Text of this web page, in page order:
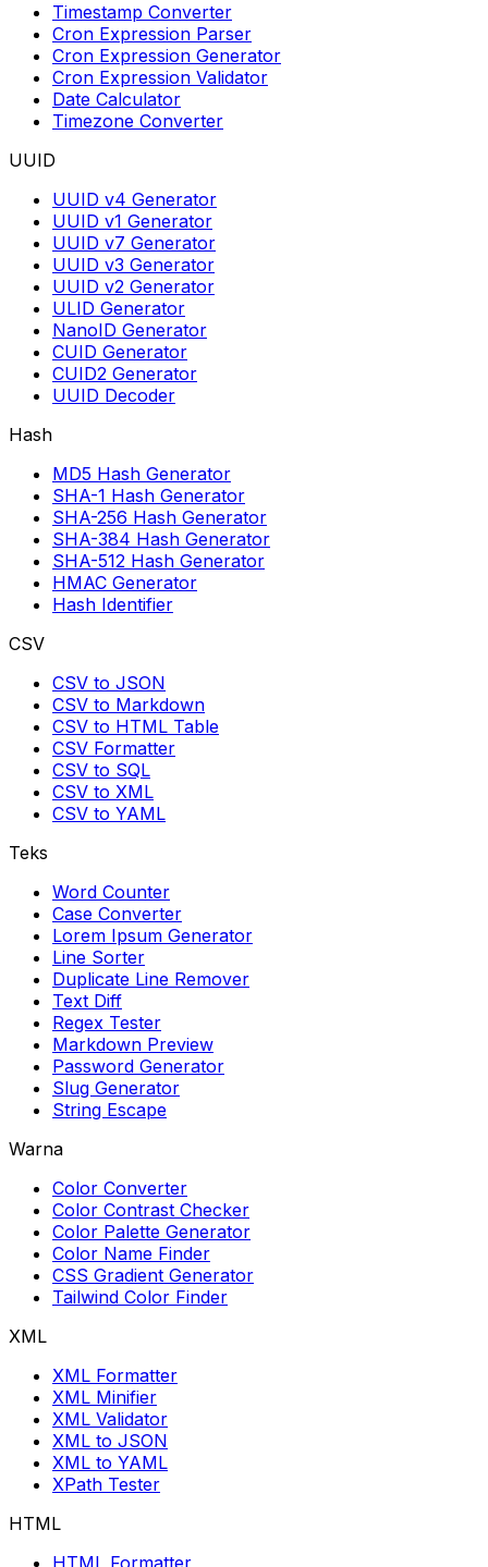
Timestamp Converter
Cron Expression Parser
Cron Expression Generator
Cron Expression Validator
Date Calculator
Timezone Converter
UUID
UUID v4 Generator
UUID v1 Generator
UUID v7 Generator
UUID v3 Generator
UUID v2 Generator
ULID Generator
NanoID Generator
CUID Generator
CUID2 Generator
UUID Decoder
Hash
MD5 Hash Generator
SHA-1 Hash Generator
SHA-256 Hash Generator
SHA-384 Hash Generator
SHA-512 Hash Generator
HMAC Generator
Hash Identifier
CSV
CSV to JSON
CSV to Markdown
CSV to HTML Table
CSV Formatter
CSV to SQL
CSV to XML
CSV to YAML
Teks
Word Counter
Case Converter
Lorem Ipsum Generator
Line Sorter
Duplicate Line Remover
Text Diff
Regex Tester
Markdown Preview
Password Generator
Slug Generator
String Escape
Warna
Color Converter
Color Contrast Checker
Color Palette Generator
Color Name Finder
CSS Gradient Generator
Tailwind Color Finder
XML
XML Formatter
XML Minifier
XML Validator
XML to JSON
XML to YAML
XPath Tester
HTML